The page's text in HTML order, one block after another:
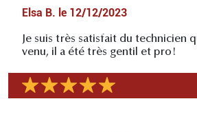
Elsa B. le 12/12/2023
Je suis très satisfait du technicien
venu, il a été très gentil et pro!